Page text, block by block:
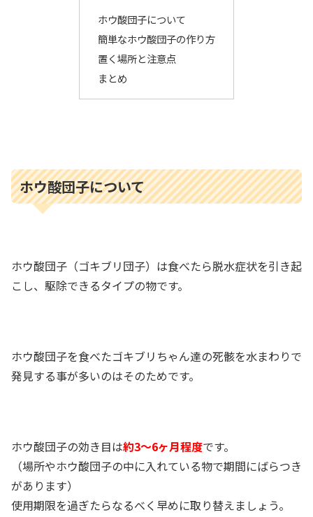
ホウ酸団子について
簡単なホウ酸団子の作り方
置く場所と注意点
まとめ
ホウ酸団子について
ホウ酸団子（ゴキブリ団子）は食べたら脱水症状を引き起
こし、駆除できるタイプの物です。
ホウ酸団子を食べたゴキブリちゃん達の死骸を水まわりで
発見する事が多いのはそのためです。
ホウ酸団子の効き目は約3～6ヶ月程度です。
（場所やホウ酸団子の中に入れている物で期間にばらつき
があります）
使用期限を過ぎたらなるべく早めに取り替えましょう。